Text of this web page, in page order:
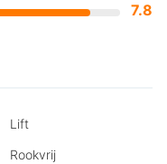
7.8
Lift
Rookvrij